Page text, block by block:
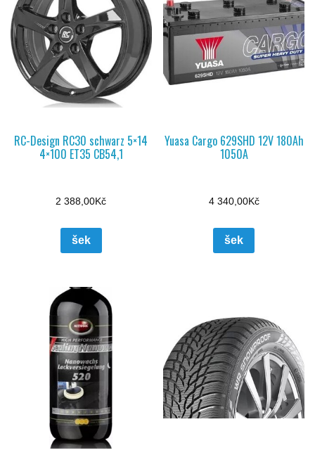
RC-Design RC30 schwarz 5×14
4×100 ET35 CB54,1
2 388,00Kč
šek
Yuasa Cargo 629SHD 12V 180Ah
1050A
4 340,00Kč
šek